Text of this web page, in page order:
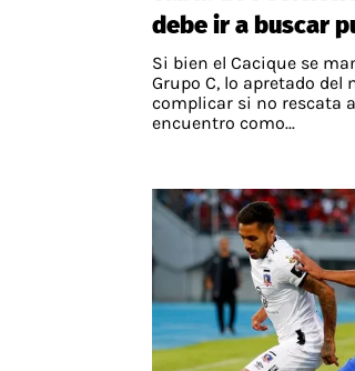
debe ir a buscar
Si bien el Cacique se
Grupo C, lo apretado del
complicar si no rescata
encuentro como...